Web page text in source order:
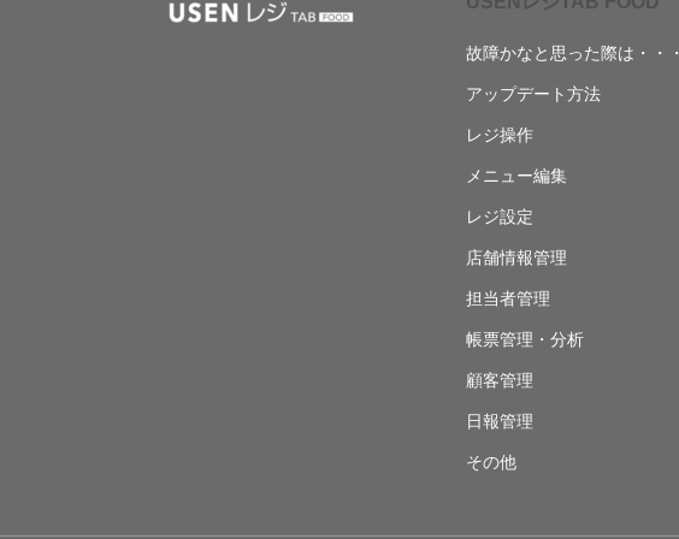
故障かなと思った際は・・・
アップデート方法
レジ操作
メニュー編集
レジ設定
店舗情報管理
担当者管理
帳票管理・分析
顧客管理
日報管理
その他